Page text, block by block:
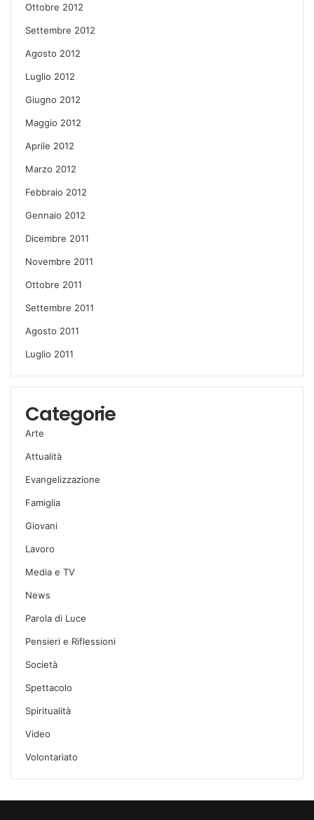
Ottobre 2012
Settembre 2012
Agosto 2012
Luglio 2012
Giugno 2012
Maggio 2012
Aprile 2012
Marzo 2012
Febbraio 2012
Gennaio 2012
Dicembre 2011
Novembre 2011
Ottobre 2011
Settembre 2011
Agosto 2011
Luglio 2011
Categorie
Arte
Attualità
Evangelizzazione
Famiglia
Giovani
Lavoro
Media e TV
News
Parola di Luce
Pensieri e Riflessioni
Società
Spettacolo
Spiritualità
Video
Volontariato